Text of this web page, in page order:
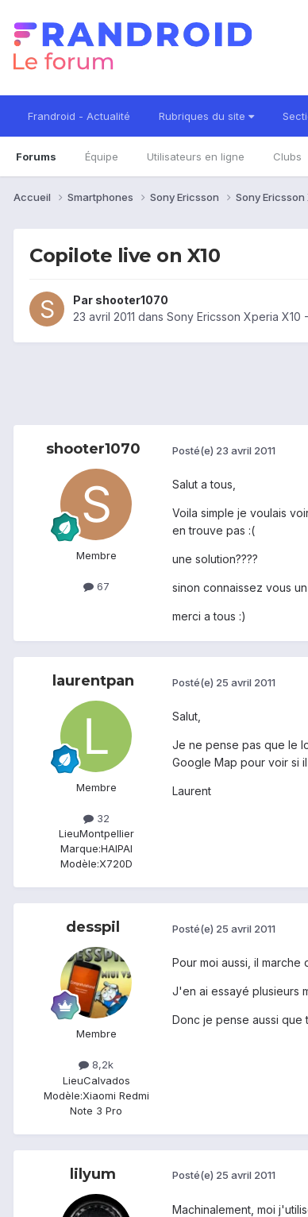
Frandroid - Actualité Rubriques du site
Forums Équipe Utilisateurs en ligne Clubs
Accueil Smartphones Sony Ericsson Sony Ericsson
Copilote live on X10
Par shooter1070
23 avril 2011 dans Sony Ericsson Xperia X10
shooter1070
Membre
67
Posté(e) 23 avril 2011
Salut a tous,
Voila simple je voulais
en trouve pas :(
une solution????
sinon connaissez vous
merci a tous :)
laurentpan
Membre
32
LieuMontpellier
Marque:HAIPAI
Modèle:X720D
Posté(e) 25 avril 2011
Salut,
Je ne pense pas que le
Google Map pour voir si
Laurent
desspil
Membre
8,2k
LieuCalvados
Modèle:Xiaomi Redmi
Note 3 Pro
Posté(e) 25 avril 2011
Pour moi aussi, il marche
J'en ai essayé plusieurs
Donc je pense aussi que
lilyum Posté(e) 25 avril 2011
Machinalement, moi